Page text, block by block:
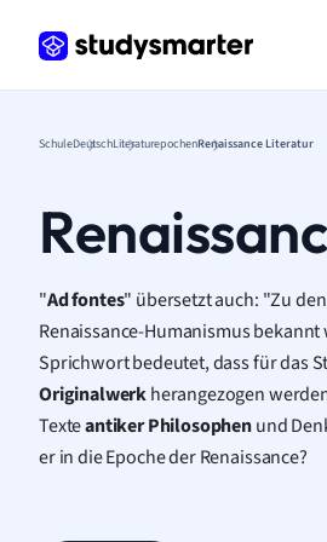
SchuleDeutschLiteraturepochenRenaissance Literatur
"Ad fontes" übersetzt auch: "Zu
Renaissance-Humanismus
Sprichwort bedeutet, dass für das
Originalwerkherangezogen
Texteantiker Philosophenund
er in die Epoche der Renaissance?